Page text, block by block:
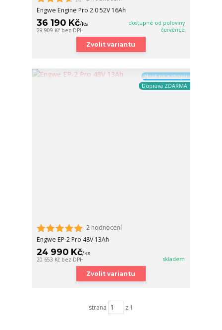
Engwe Engine Pro 2.0 52V 16Ah
36 190 Kč/ks
29 909 Kč bez DPH
dostupné od poloviny
července
Zvolit variantu
Nově na e-shopu
Doprava ZDARMA
2 hodnocení
Engwe EP-2 Pro 48V 13Ah
24 990 Kč/ks
20 653 Kč bez DPH skladem
Zvolit variantu
strana z 1